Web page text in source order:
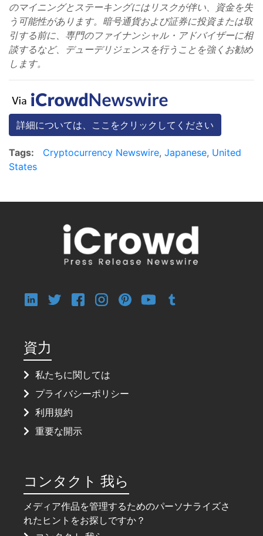
のマイニングとステーキングにはリスクが伴い、資金を失
う可能性があります。暗号通貨および証券に投資または取
引する前に、専門のファイナンシャル・アドバイザーに相
談するなど、デューデリジェンスを行うことを強くお勧め
します。
詳細については、ここをクリックしてください
Tags: Cryptocurrency Newswire, Japanese, United
States
資力
私たちに関しては
プライバシーポリシー
利用規約
重要な開示
コンタクト 我ら
メディア作品を管理するためのパーソナライズさ
れたヒントをお探しですか？